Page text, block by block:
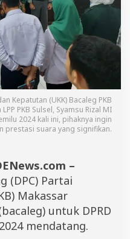
Kepatutan (UKK) Bacaleg PKB
PKB Sulsel, Syamsu Rizal MI
2024 kali ini, pihaknya ingin
prestasi suara yang signifikan.
–
(DPC) Partai
Makassar
untuk DPRD
mendatang.